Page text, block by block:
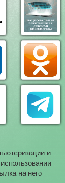
и
на него